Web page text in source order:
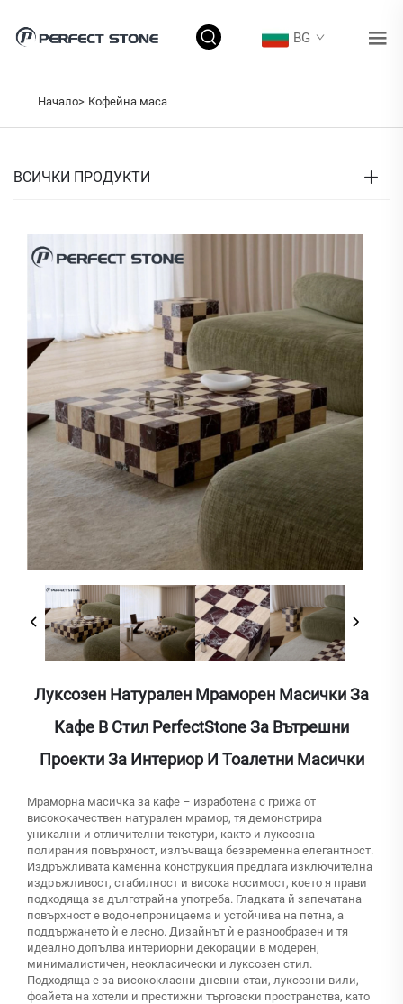
BG
Начало> Кофейна маса
ВСИЧКИ ПРОДУКТИ
Луксозен Натурален Мраморен Масички За
Кафе В Стил PerfectStone За Вътрешни
Проекти За Интериор И Тоалетни Масички
Мраморна масичка за кафе – изработена с грижа от
висококачествен натурален мрамор, тя демонстрира
уникални и отличителни текстури, както и луксозна
полирания повърхност, излъчваща безвременна елегантност.
Издръжливата каменна конструкция предлага изключителна
издръжливост, стабилност и висока носимост, което я прави
подходяща за дълготрайна употреба. Гладката й запечатана
повърхност е водонепроницаема и устойчива на петна, а
поддържането ѝ е лесно. Дизайнът ѝ е разнообразен и тя
идеално допълва интериорни декорации в модерен,
минималистичен, неокласически и луксозен стил.
Подходяща е за висококласни дневни стаи, луксозни вили,
фоайета на хотели и престижни търговски пространства, като